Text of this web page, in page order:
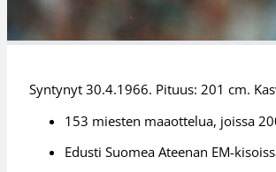
Syntynyt 30.4.1966. Pituus: 201 cm.
153 miesten maaottelua, joissa
Edusti Suomea Ateenan EM-